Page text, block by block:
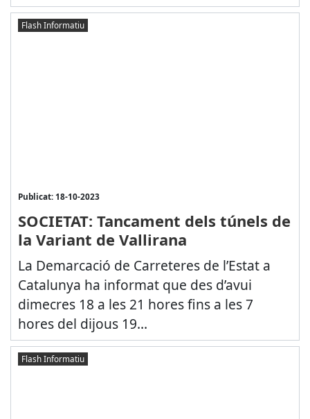
Flash Informatiu
Publicat: 18-10-2023
SOCIETAT: Tancament dels túnels de
la Variant de Vallirana
La Demarcació de Carreteres de l’Estat a
Catalunya ha informat que des d’avui
dimecres 18 a les 21 hores fins a les 7
hores del dijous 19...
Flash Informatiu